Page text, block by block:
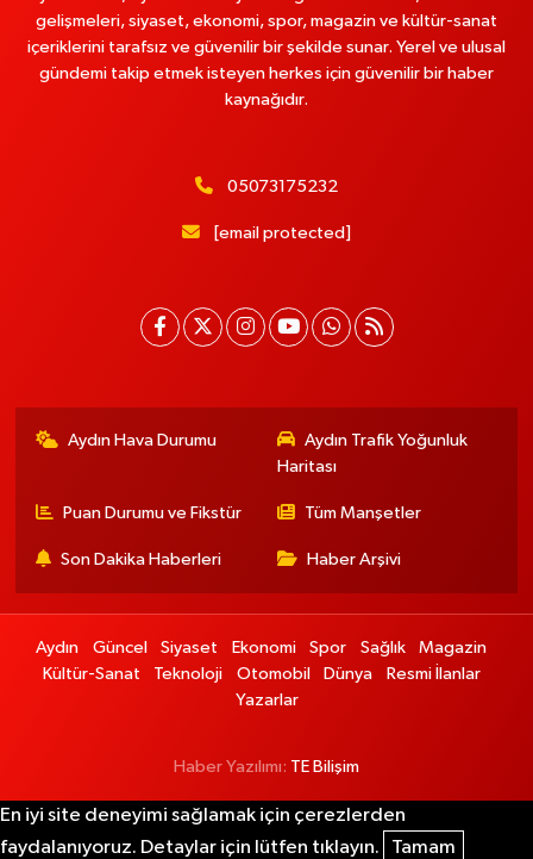
gelişmeleri, siyaset, ekonomi, spor, magazin ve kültür-sanat
içeriklerini tarafsız ve güvenilir bir şekilde sunar. Yerel ve ulusal
gündemi takip etmek isteyen herkes için güvenilir bir haber
kaynağıdır.
05073175232
[email protected]
Aydın Hava Durumu
Aydın Trafik Yoğunluk
Haritası
Puan Durumu ve Fikstür Tüm Manşetler
Son Dakika Haberleri Haber Arşivi
Aydın Güncel Siyaset Ekonomi Spor Sağlık
Magazin
Kültür-Sanat
Teknoloji Otomobil Dünya
Resmi İlanlar
Yazarlar
Haber Yazılımı: TE Bilişim
En iyi site deneyimi sağlamak için çerezlerden
faydalanıyoruz. Detaylar için lütfen tıklayın.
Tamam